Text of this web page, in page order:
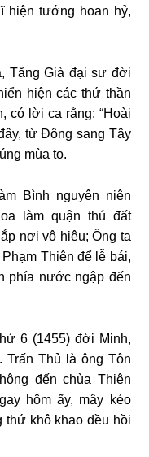
hiện tướng hoan hỷ,
Tăng Già đại sư đời
hiện các thứ thần
có lời ca rằng: “Hoài
từ Đông sang Tây
mùa to.
Bình nguyên niên
làm quận thú đất
nơi vô hiệu; Ông ta
Thiên để lễ bái,
phía nước ngập đến
6 (1455) đời Minh,
Thủ là ông Tôn
đến chùa Thiên
hôm ấy, mây kéo
thứ khô khao đều hồi